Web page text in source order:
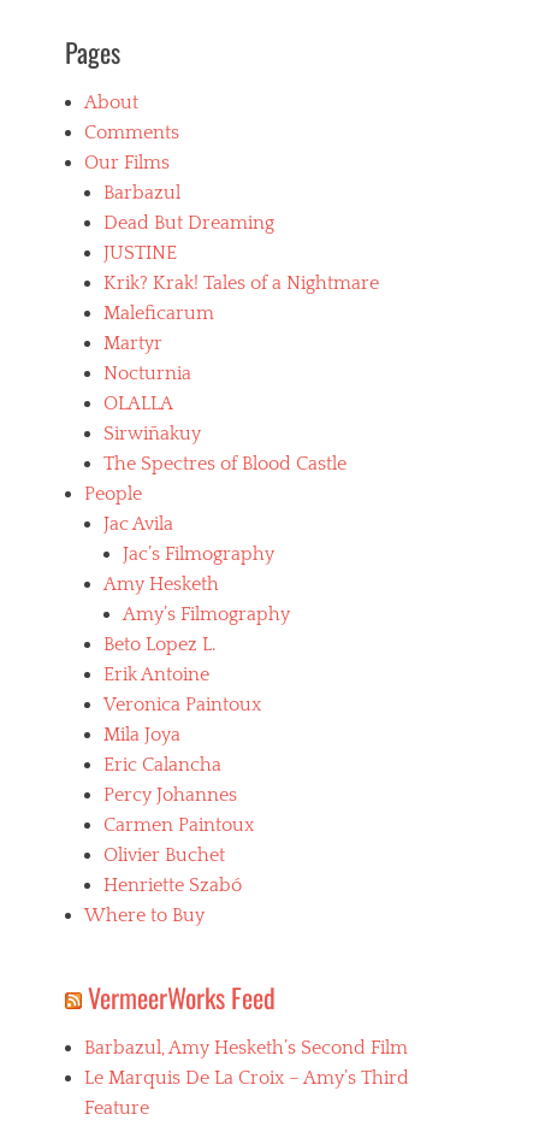
Pages
About
Comments
Our Films
Barbazul
Dead But Dreaming
JUSTINE
Krik? Krak! Tales of a Nightmare
Maleficarum
Martyr
Nocturnia
OLALLA
Sirwiñakuy
The Spectres of Blood Castle
People
Jac Avila
Jac’s Filmography
Amy Hesketh
Amy’s Filmography
Beto Lopez L.
Erik Antoine
Veronica Paintoux
Mila Joya
Eric Calancha
Percy Johannes
Carmen Paintoux
Olivier Buchet
Henriette Szabó
Where to Buy
VermeerWorks Feed
Barbazul, Amy Hesketh’s Second Film
Le Marquis De La Croix – Amy’s Third
Feature